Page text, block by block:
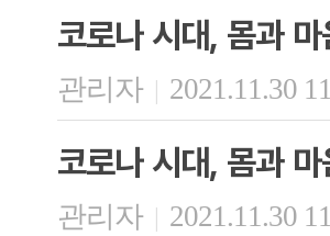
코로나 시대, 몸과
관리자 | 2021.11.30
코로나 시대, 몸과
관리자 | 2021.11.30